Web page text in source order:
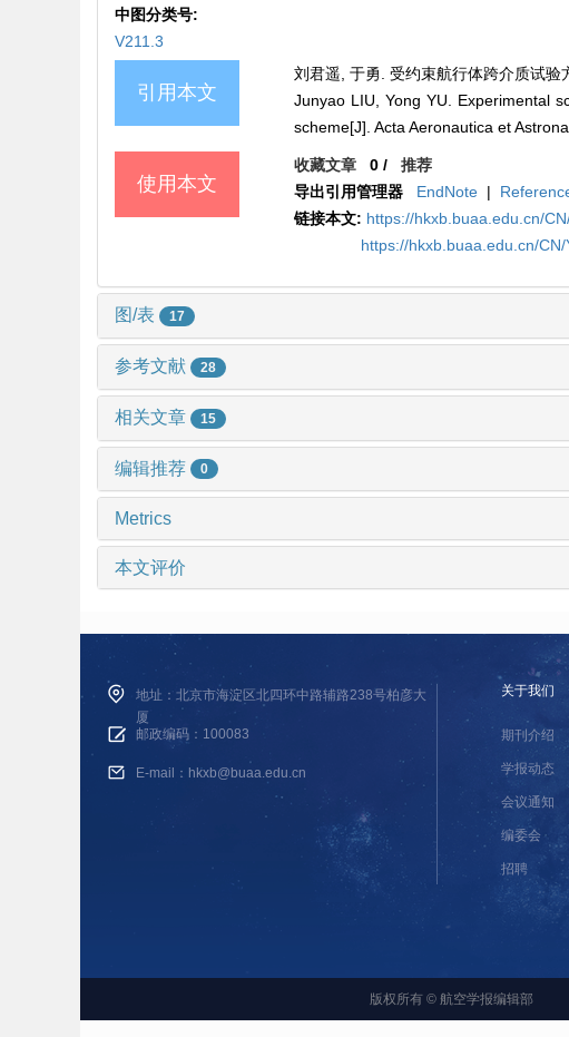
中图分类号:
V211.3
引用本文
刘君遥, 于勇. 受约束航行体跨介质试
Junyao LIU, Yong YU. Experimental
scheme[J]. Acta Aeronautica et
使用本文
收藏文章 0 /推荐
导出引用管理器
EndNote |
链接本文: https://hkxb.buaa.edu.cn/
https://hkxb.buaa.edu.cn/
图/表 17
参考文献 28
相关文章 15
编辑推荐 0
Metrics
本文评价
地址：北京市海淀区北四环中路辅路238号柏彦大
厦
邮政编码：100083
E-mail：hkxb@buaa.edu.cn
关于我们
期刊介绍
学报动态
会议通知
编委会
招聘
版权所有 © 航空学报编辑部